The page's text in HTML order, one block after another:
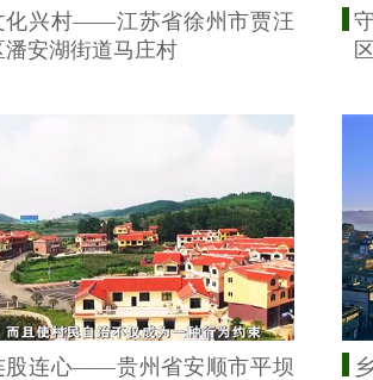
化兴村——江苏省徐州市贾汪
潘安湖街道马庄村
股连心——贵州省安顺市平坝